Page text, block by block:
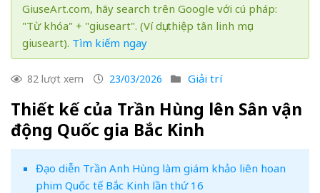
GiuseArt.com, hãy search trên Google với cú pháp:
"Từ khóa" + "giuseart". (Ví dụ: thiệp tân linh mục
giuseart). Tìm kiếm ngay
82 lượt xem 23/03/2026 Giải trí
Thiết kế của Trần Hùng lên Sân vận
động Quốc gia Bắc Kinh
Đạo diễn Trần Anh Hùng làm giám khảo liên hoan
phim Quốc tế Bắc Kinh lần thứ 16